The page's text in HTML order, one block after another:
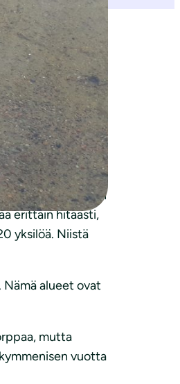
riittää
siis edelleen
on kapea, sillä
koko Saimaan
erittäin hitaasti,
yksilöä. Niistä
alueet ovat
mutta
vuotta